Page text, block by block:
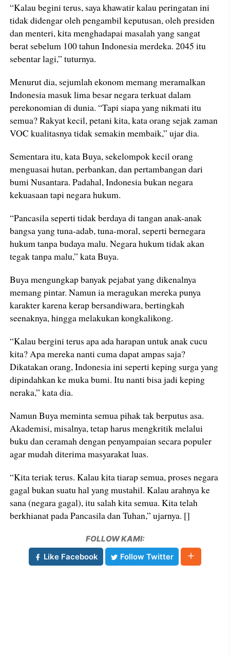
“Kalau begini terus, saya khawatir kalau peringatan ini
tidak didengar oleh pengambil keputusan, oleh presiden
dan menteri, kita menghadapai masalah yang sangat
berat sebelum 100 tahun Indonesia merdeka. 2045 itu
sebentar lagi,” tuturnya.
Menurut dia, sejumlah ekonom memang meramalkan
Indonesia masuk lima besar negara terkuat dalam
perekonomian di dunia. “Tapi siapa yang nikmati itu
semua? Rakyat kecil, petani kita, kata orang sejak zaman
VOC kualitasnya tidak semakin membaik,” ujar dia.
Sementara itu, kata Buya, sekelompok kecil orang
menguasai hutan, perbankan, dan pertambangan dari
bumi Nusantara. Padahal, Indonesia bukan negara
kekuasaan tapi negara hukum.
“Pancasila seperti tidak berdaya di tangan anak-anak
bangsa yang tuna-adab, tuna-moral, seperti bernegara
hukum tanpa budaya malu. Negara hukum tidak akan
tegak tanpa malu,” kata Buya.
Buya mengungkap banyak pejabat yang dikenalnya
memang pintar. Namun ia meragukan mereka punya
karakter karena kerap bersandiwara, bertingkah
seenaknya, hingga melakukan kongkalikong.
“Kalau bergini terus apa ada harapan untuk anak cucu
kita? Apa mereka nanti cuma dapat ampas saja?
Dikatakan orang, Indonesia ini seperti keping surga yang
dipindahkan ke muka bumi. Itu nanti bisa jadi keping
neraka,” kata dia.
Namun Buya meminta semua pihak tak berputus asa.
Akademisi, misalnya, tetap harus mengkritik melalui
buku dan ceramah dengan penyampaian secara populer
agar mudah diterima masyarakat luas.
“Kita teriak terus. Kalau kita tiarap semua, proses negara
gagal bukan suatu hal yang mustahil. Kalau arahnya ke
sana (negara gagal), itu salah kita semua. Kita telah
berkhianat pada Pancasila dan Tuhan,” ujarnya. []
FOLLOW KAMI:
Like Facebook
Follow Twitter